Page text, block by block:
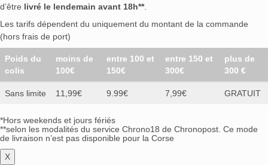
d’être livré le lendemain avant 18h**.
Les tarifs dépendent du uniquement du montant de la commande
(hors frais de port)
Poids du
colis
moins de
100€
entre 100 et
150€
entre 150 et
300€
plus de
300 €
Sans limite 11,99€ 9.99€ 7,99€ GRATUIT
*Hors weekends et jours fériés
**selon les modalités du service Chrono18 de Chronopost. Ce mode
de livraison n’est pas disponible pour la Corse
X